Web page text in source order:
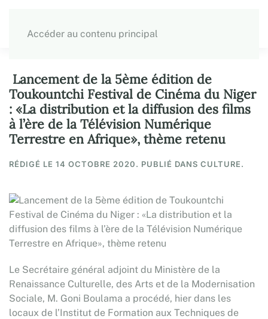
Accéder au contenu principal
Lancement de la 5ème édition de
Toukountchi Festival de Cinéma du Niger
: «La distribution et la diffusion des films
à l’ère de la Télévision Numérique
Terrestre en Afrique», thème retenu
RÉDIGÉ LE 14 OCTOBRE 2020. PUBLIÉ DANS CULTURE.
Le Secrétaire général adjoint du Ministère de la
Renaissance Culturelle, des Arts et de la Modernisation
Sociale, M. Goni Boulama a procédé, hier dans les
locaux de l’Institut de Formation aux Techniques de